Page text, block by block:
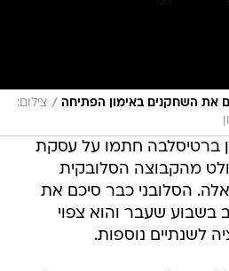
את השחקנים באימון הפתיחה / צילום:
ברטיסלבה חתמו על עסקת
מהקבוצה הסלובקית
הסלובני כבר סיכם את
בשבוע שעבר והוא צפוי
לשנתיים נוספות.